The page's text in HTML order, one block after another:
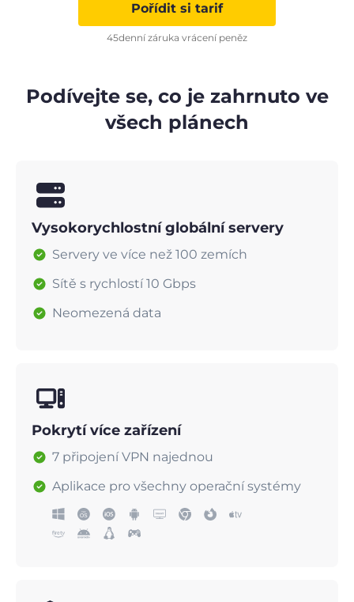
Pořídit si tarif
45denní záruka vrácení peněz
Podívejte se, co je zahrnuto ve
všech plánech
Vysokorychlostní globální servery
Servery ve více než 100 zemích
Sítě s rychlostí 10 Gbps
Neomezená data
Pokrytí více zařízení
7 připojení VPN najednou
Aplikace pro všechny operační systémy